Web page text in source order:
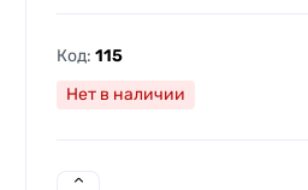
Код: 115
Нет в наличии